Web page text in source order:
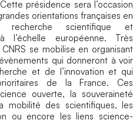
présidence sera l’occasion
orientations françaises en
scientifique et
l’échelle européenne. Très
se mobilise en organisant
qui donneront à voir
et de l’innovation et qui
de la France. Ces
ouverte, la souveraineté
mobilité des scientifiques, les
ou encore les liens science-